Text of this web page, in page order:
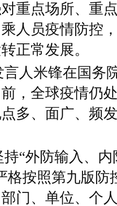
重点场所、重
人员疫情防控
正常发展。
言人米锋在国务
，全球疫情仍
多、面广、频
“外防输入、
格按照第九版防
门、单位、个